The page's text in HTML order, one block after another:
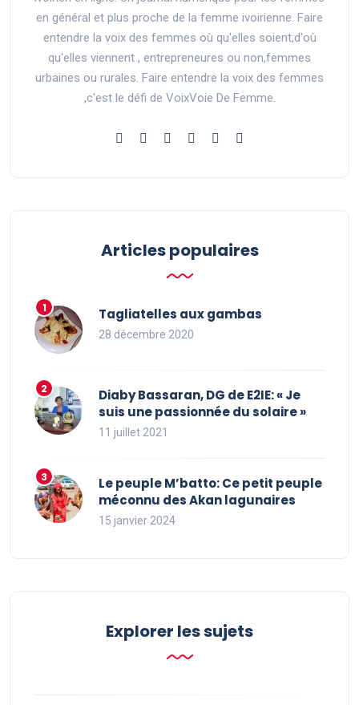
en général et plus proche de la femme ivoirienne. Faire
entendre la voix des femmes où qu'elles soient,d'où
qu'elles viennent , entrepreneures ou non,femmes
urbaines ou rurales. Faire entendre la voix des femmes
,c'est le défi de VoixVoie De Femme.
Articles populaires
Tagliatelles aux gambas
28 décembre 2020
Diaby Bassaran, DG de E2IE: « Je
suis une passionnée du solaire »
11 juillet 2021
Le peuple M’batto: Ce petit peuple
méconnu des Akan lagunaires
15 janvier 2024
Explorer les sujets